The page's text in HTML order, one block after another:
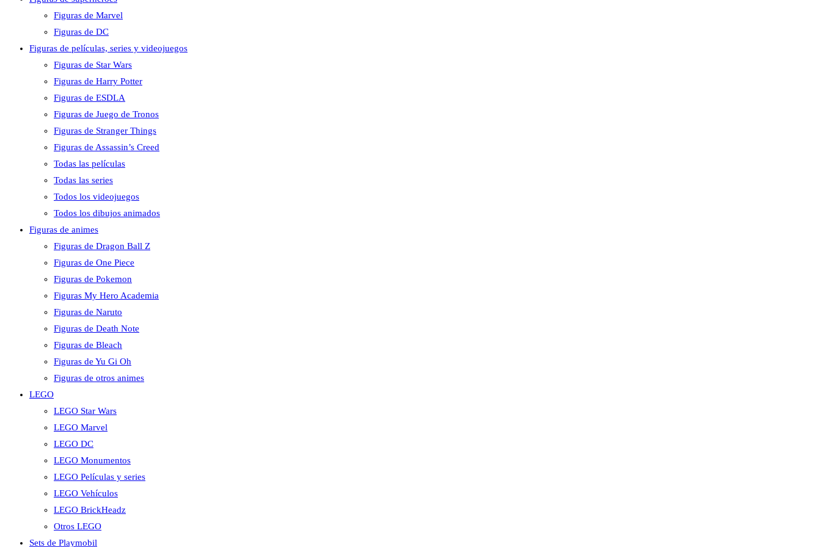
Figuras de Marvel
Figuras de DC
Figuras de películas, series y videojuegos
Figuras de Star Wars
Figuras de Harry Potter
Figuras de ESDLA
Figuras de Juego de Tronos
Figuras de Stranger Things
Figuras de Assassin’s Creed
Todas las películas
Todas las series
Todos los videojuegos
Todos los dibujos animados
Figuras de animes
Figuras de Dragon Ball Z
Figuras de One Piece
Figuras de Pokemon
Figuras My Hero Academia
Figuras de Naruto
Figuras de Death Note
Figuras de Bleach
Figuras de Yu Gi Oh
Figuras de otros animes
LEGO
LEGO Star Wars
LEGO Marvel
LEGO DC
LEGO Monumentos
LEGO Películas y series
LEGO Vehículos
LEGO BrickHeadz
Otros LEGO
Sets de Playmobil